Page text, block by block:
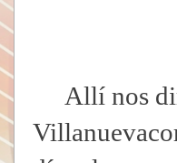
Allí nos